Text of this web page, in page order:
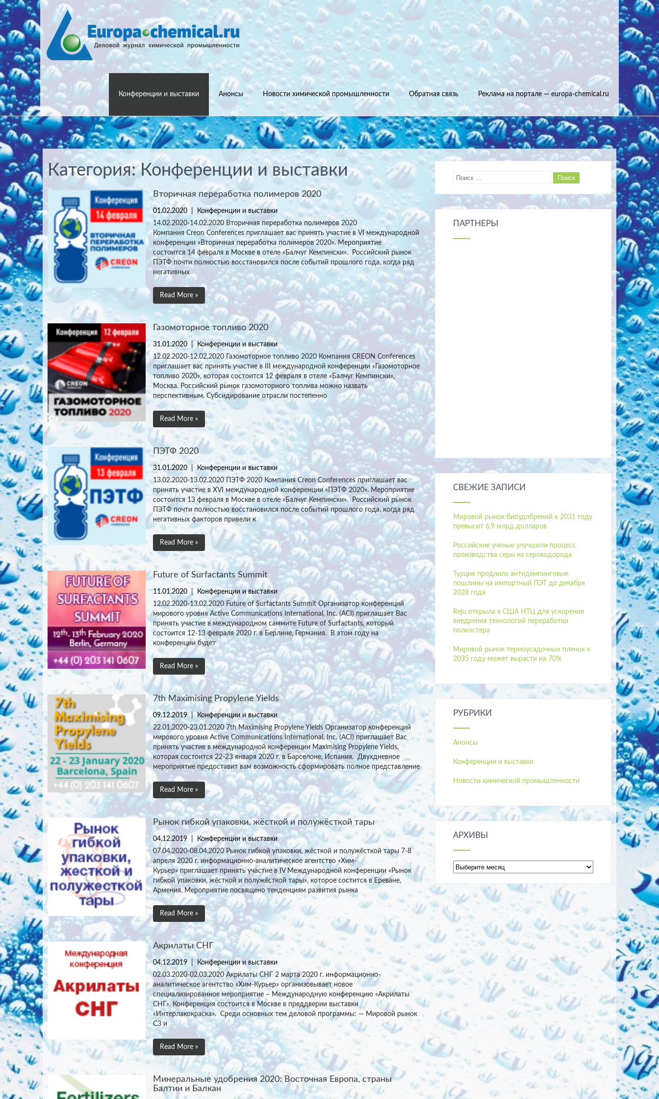
Конференции и выставки Анонсы Новости химической промышленности Обратная связь Реклама на портале — europa-chemical.ru
Категория: Конференции и выставки
Вторичная переработка полимеров 2020
01.02.2020
Конференции и выставки
14.02.2020-14.02.2020 Вторичная переработка полимеров 2020
Компания Creon Conferences приглашает вас принять участие в VI международной
конференции «Вторичная переработка полимеров 2020». Мероприятие
состоится 14 февраля в Москве в отеле «Балчуг Кемпински». Российский рынок
ПЭТФ почти полностью восстановился после событий прошлого года, когда ряд
негативных
Read More »
Газомоторное топливо 2020
31.01.2020 |
Конференции и выставки
12.02.2020-12.02.2020 Газомоторное топливо 2020 Компания CREON Conferences
приглашает вас принять участие в III международной конференции «Газомоторное
топливо 2020», которая состоится 12 февраля в отеле «Балчуг Кемпински»,
Москва. Российский рынок газомоторного топлива можно назвать
перспективным. Субсидирование отрасли постепенно
Read More »
ПЭТФ 2020
31.01.2020 | Конференции и выставки
13.02.2020-13.02.2020 ПЭТФ 2020 Компания Creon Conferences приглашает вас
принять участие в XVI международной конференции «ПЭТФ 2020». Мероприятие
состоится 13 февраля в Москве в отеле «Балчуг Кемпински». Российский рынок
ПЭТФ почти полностью восстановился после событий прошлого года, когда ряд
негативных факторов привели к
Read More »
Future of Surfactants Summit
11.01.2020 |
Конференции и выставки
12.02.2020-13.02.2020 Future of Surfactants Summit Организатор конференций
мирового уровня Active Communications International, Inc. (ACI) приглашает Вас
принять участие в международном саммите Future of Surfactants, который
состоится 12-13 февраля 2020 г. в Берлине, Германия. В этом году на
конференции будет
Read More »
7th Maximising Propylene Yields
09.12.2019 |Конференции и выставки
22.01.2020-23.01.2020 7th Maximising Propylene Yields Организатор конференций
мирового уровня Active Communications International, Inc. (ACI) приглашает Вас
принять участие в международной конференции Maximising Propylene Yields,
которая состоится 22-23 января 2020 г. в Барселоне, Испания. Двухдневное
мероприятие предоставит вам возможность сформировать полное представление
Read More »
Рынок гибкой упаковки, жёсткой и полужёсткой тары
04.12.2019
Конференции и выставки
07.04.2020-08.04.2020 Рынок гибкой упаковки, жёсткой и полужёсткой тары 7-8
апреля 2020 г. информационно-аналитическое агентство «Хим-
Курьер» приглашает принять участие в IV Международной конференции «Рынок
гибкой упаковки, жёсткой и полужёсткой тары», которое состится в Ереване,
Армения. Мероприятие посвящено тенденциям развития рынка
Read More »
Акрилаты СНГ
04.12.2019
Конференции и выставки
02.03.2020-02.03.2020 Акрилаты СНГ 2 марта 2020 г. информационно-
аналитическое агентство «Хим-Курьер» организовывает новое
специализированное мероприятие – Международную конференцию «Акрилаты
СНГ». Конференция состоится в Москве в преддверии выставки
«Интерлакокраска». Среди основных тем деловой программы: — Мировой рынок
С3 и
Read More »
Минеральные удобрения 2020: Восточная Европа, страны
Балтии и Балкан
ПАРТНЕРЫ
СВЕЖИЕ ЗАПИСИ
Мировой рынок биоудобрений к 2031 году
превысит 6,9 млрд долларов
Российские ученые улучшили процесс
производства серы из сероводорода
Турция продлила антидемпинговые
пошлины на импортный ПЭТ до декабря
2028 года
Reju открыла в США НТЦ для ускорения
внедрения технологий переработки
полиэстера
Мировой рынок термоусадочных пленок к
2035 году может вырасти на 70%
РУБРИКИ
Анонсы
Конференции и выставки
Новости химической промышленности
АРХИВЫ
Архивы